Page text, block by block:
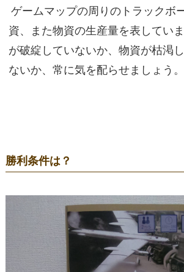
ゲームマップの周りのトラックボ
資、また物資の生産量を表してい
が破綻していないか、物資が枯渇
ないか、常に気を配らせましょう。
勝利条件は？